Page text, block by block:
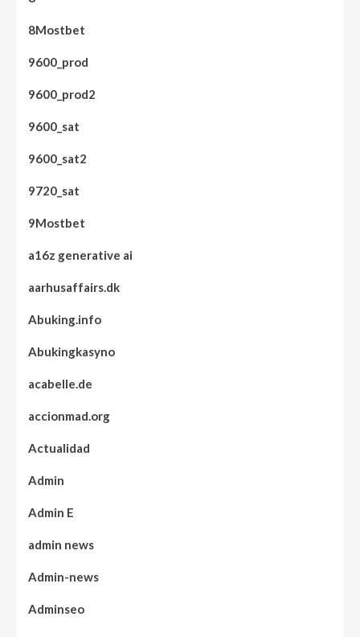
8Mostbet
9600_prod
9600_prod2
9600_sat
9600_sat2
9720_sat
9Mostbet
a16z generative ai
aarhusaffairs.dk
Abuking.info
Abukingkasyno
acabelle.de
accionmad.org
Actualidad
Admin
Admin E
admin news
Admin-news
Adminseo